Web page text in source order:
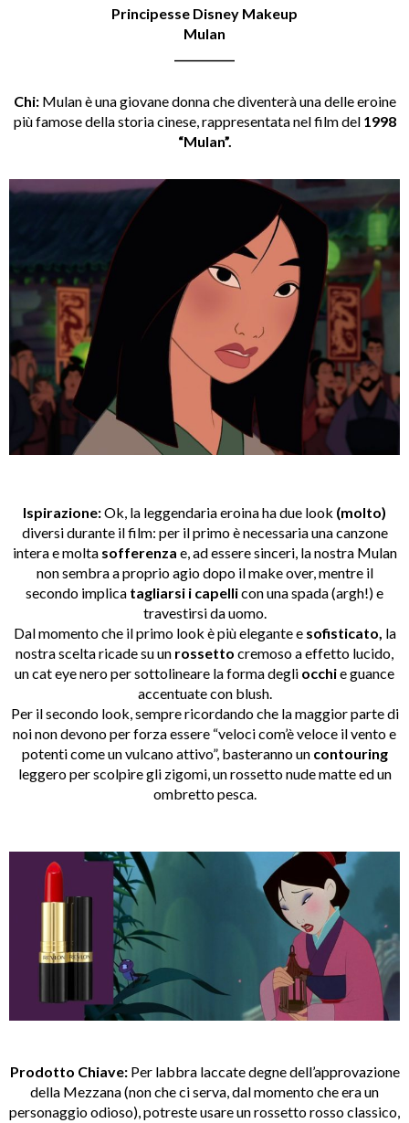
Principesse Disney Makeup
Mulan
Chi: Mulan è una giovane donna che diventerà una delle eroine
più famose della storia cinese, rappresentata nel film del 1998
“Mulan”.
Ispirazione:Ok, la leggendaria eroina ha due look (molto)
diversi durante il film: per il primo è necessaria una canzone
intera e molta sofferenza e, ad essere sinceri, la nostra Mulan
non sembra a proprio agio dopo il make over, mentre il
secondo implica tagliarsi i capellicon una spada (argh!) e
travestirsi da uomo.
Dal momento che il primo look è più elegante e sofisticato, la
nostra scelta ricade su un rossetto cremoso a effetto lucido,
un cat eye nero per sottolineare la forma degli occhie guance
accentuate con blush.
Per il secondo look, sempre ricordando che la maggior parte di
noi non devono per forza essere “veloci com’è veloce il vento e
potenti come un vulcano attivo”, basteranno un contouring
leggero per scolpire gli zigomi, un rossetto nude matte ed un
ombretto pesca.
Prodotto Chiave: Per labbra laccate degne dell’approvazione
della Mezzana (non che ci serva, dal momento che era un
personaggio odioso), potreste usare un rossetto rosso classico,